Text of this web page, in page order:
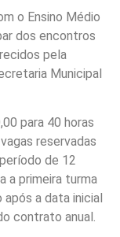
o Ensino Médio
dos encontros
pela
Municipal
para 40 horas
reservadas
de 12
a primeira turma
a data inicial
contrato anual.